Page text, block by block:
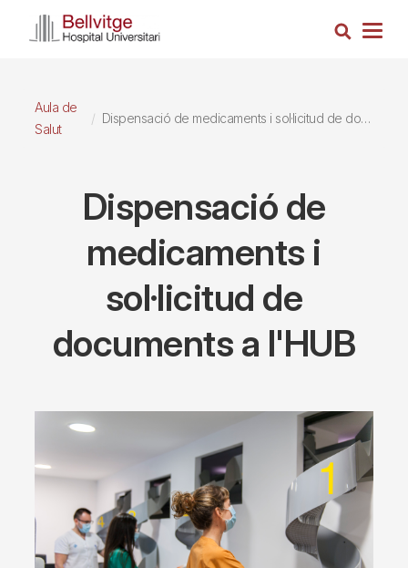
Cerca
Aula de
Salut
Dispensació de medicaments i sol·licitud de documents a l'HUB
Dispensació de
medicaments i
sol·licitud de
documents a l'HUB
Imagen